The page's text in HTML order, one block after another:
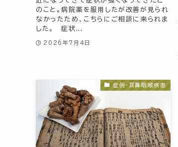
のこと。病院薬を服用したが改善が見られ
なかったため、こちらにご相談に来られま
した。 症状...
2026年7月4日
症例-耳鼻咽喉疾患